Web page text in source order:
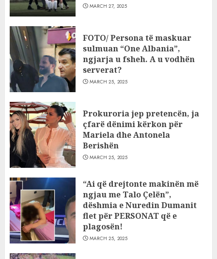
MARCH 27, 2025
FOTO/ Persona të maskuar
sulmuan “One Albania”,
ngjarja u fsheh. A u vodhën
serverat?
MARCH 25, 2025
Prokuroria jep pretencën, ja
çfarë dënimi kërkon për
Mariela dhe Antonela
Berishën
MARCH 25, 2025
“Ai që drejtonte makinën më
ngjau me Talo Çelën”,
dëshmia e Nuredin Dumanit
flet për PERSONAT që e
plagosën!
MARCH 25, 2025